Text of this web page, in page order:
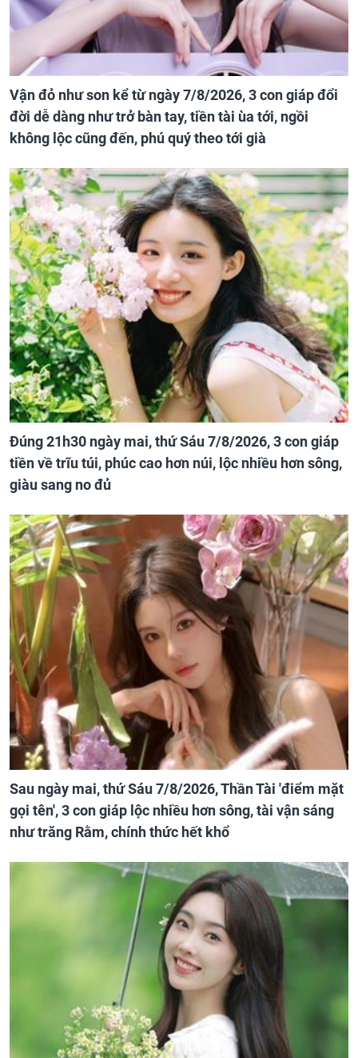
Vận đỏ như son kể từ ngày 7/8/2026, 3 con giáp đổi
đời dễ dàng như trở bàn tay, tiền tài ùa tới, ngồi
không lộc cũng đến, phú quý theo tới già
Đúng 21h30 ngày mai, thứ Sáu 7/8/2026, 3 con giáp
tiền về trĩu túi, phúc cao hơn núi, lộc nhiều hơn sông,
giàu sang no đủ
Sau ngày mai, thứ Sáu 7/8/2026, Thần Tài 'điểm mặt
gọi tên', 3 con giáp lộc nhiều hơn sông, tài vận sáng
như trăng Rằm, chính thức hết khổ